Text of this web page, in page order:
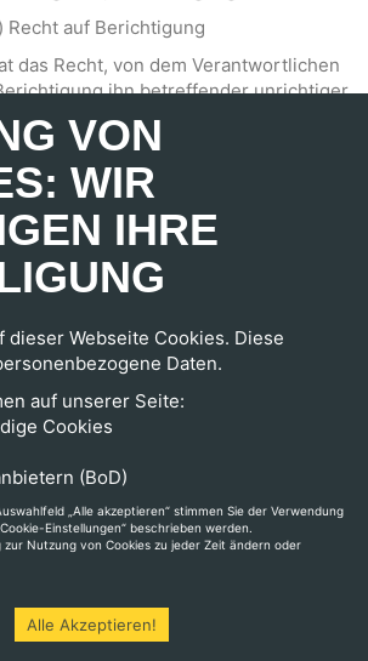
VON
WIR
IHRE
dieser Webseite Cookies. Diese
Daten.
auf unserer Seite:
Cookies
(BoD)
„Alle akzeptieren“ stimmen Sie der Verwendung
Einstellungen“ beschrieben werden.
zur Nutzung von Cookies zu jeder Zeit ändern oder
Alle Akzeptieren!
Recht auf Berichtigung
das Recht, von dem Verantwortlichen
ihn betreffender unrichtiger
Daten zu verlangen. Unter
der Zwecke der Verarbeitung hat der
Recht, die Vervollständigung
Daten — auch mittels
Erklärung — zu verlangen.
das Recht, von dem Verantwortlichen
gelöscht werden, und der
verpflichtet, personenbezogene Daten
löschen, sofern einer der folgenden
Gründe zutrifft:
Daten sind für die Zwecke, für
oder auf sonstige Weise verarbeitet
widerruft seine Einwilligung, auf die
gemäß Artikel 6 Absatz 1 Buchstabe
2 Buchstabe a DSGVO stützte, und
Verarbeitung.
gemäß Artikel 21 Absatz 1 DSGVO